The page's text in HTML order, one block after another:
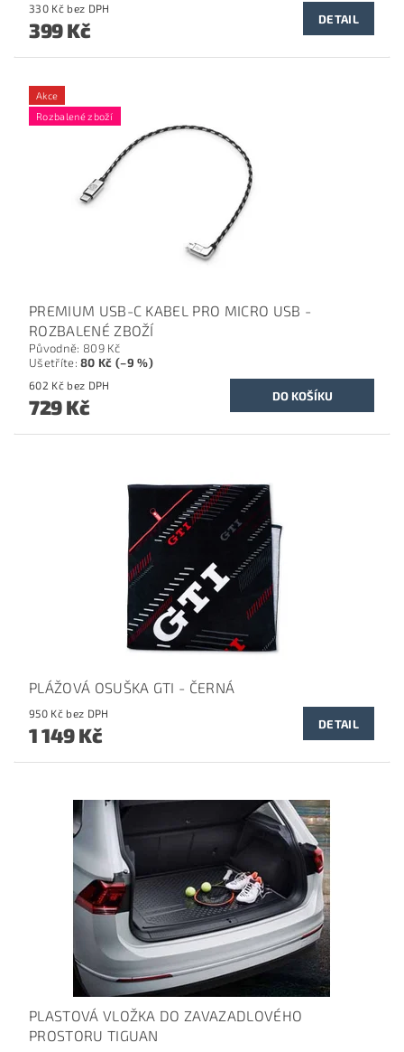
330 Kč bez DPH
399 Kč DETAIL
Akce
Rozbalené zboží
PREMIUM USB-C KABEL PRO MICRO USB -
ROZBALENÉ ZBOŽÍ
Původně: 809 Kč
Ušetříte:80 Kč (–9 %)
602 Kč bez DPH
729 Kč
PLÁŽOVÁ OSUŠKA GTI - ČERNÁ
950 Kč bez DPH
1 149 Kč DETAIL
PLASTOVÁ VLOŽKA DO ZAVAZADLOVÉHO
PROSTORU TIGUAN